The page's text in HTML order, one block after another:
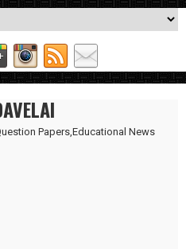
Papers,Educational News